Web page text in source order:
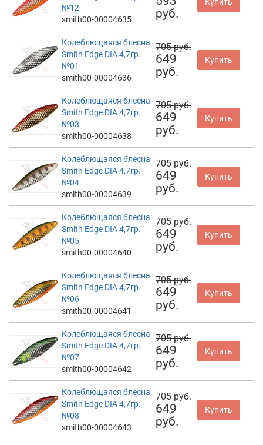
№12
smith00-00004635
руб.
Купить
Колеблющаяся блесна
Smith Edge DIA 4,7гр.
№01
smith00-00004636
705 руб.
649
руб.
Купить
Колеблющаяся блесна
Smith Edge DIA 4,7гр.
№03
smith00-00004638
705 руб.
649
руб.
Купить
Колеблющаяся блесна
Smith Edge DIA 4,7гр.
№04
smith00-00004639
705 руб.
649
руб.
Купить
Колеблющаяся блесна
Smith Edge DIA 4,7гр.
№05
smith00-00004640
705 руб.
649
руб.
Купить
Колеблющаяся блесна
Smith Edge DIA 4,7гр.
№06
smith00-00004641
705 руб.
649
руб.
Купить
Колеблющаяся блесна
Smith Edge DIA 4,7гр.
№07
smith00-00004642
705 руб.
649
руб.
Купить
Колеблющаяся блесна
Smith Edge DIA 4,7гр.
№08
smith00-00004643
705 руб.
649
руб.
Купить